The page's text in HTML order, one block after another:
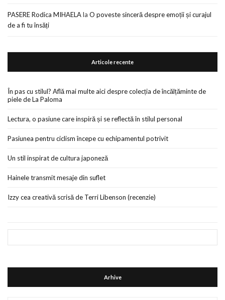
PASERE Rodica MIHAELAla O poveste sinceră despre emoții și curajul
de a fi tu însăți
Articole recente
În pas cu stilul? Află mai multe aici despre colecția de încălțăminte de
piele de La Paloma
Lectura, o pasiune care inspiră și se reflectă în stilul personal
Pasiunea pentru ciclism începe cu echipamentul potrivit
Un stil inspirat de cultura japoneză
Hainele transmit mesaje din suflet
Izzy cea creativă scrisă de Terri Libenson (recenzie)
Arhive